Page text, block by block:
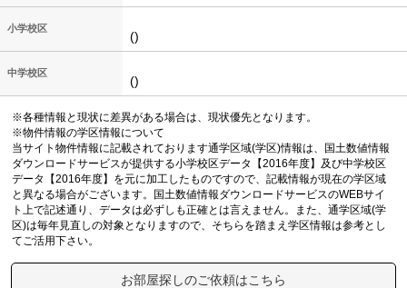
小学校区
()
中学校区
()
※各種情報と現状に差異がある場合は、現状優先となります。
※物件情報の学区情報について
当サイト物件情報に記載されております通学区域(学区)情報は、国土数値情報
ダウンロードサービスが提供する小学校区データ【2016年度】及び中学校区
データ【2016年度】を元に加工したものですので、記載情報が現在の学区域
と異なる場合がございます。国土数値情報ダウンロードサービスのWEBサイ
ト上で記述通り、データは必ずしも正確とは言えません。また、通学区域(学
区)は毎年見直しの対象となりますので、そちらを踏まえ学区情報は参考とし
てご活用下さい。
お部屋探しのご依頼はこちら